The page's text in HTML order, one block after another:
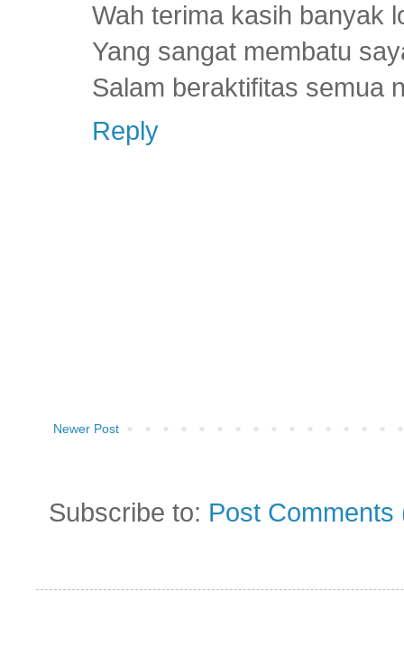
Wah terima kasih banyak
Yang sangat membatu
Salam beraktifitas semua
Reply
Newer Post
Subscribe to: Post Comments